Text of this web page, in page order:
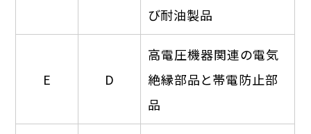
び耐油製品
E D
高電圧機器関連の電気
絶縁部品と帯電防止部
品